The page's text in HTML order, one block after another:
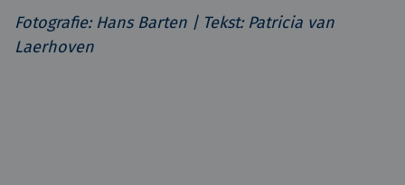
Fotografie: Hans Barten | Tekst: Patricia van
Laerhoven